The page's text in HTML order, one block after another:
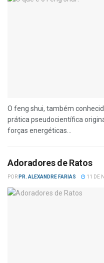
O feng shui, também
prática pseudocientífica
forças energéticas...
Adoradores de Ratos
POR PR. ALEXANDRE FARIAS 11 DE